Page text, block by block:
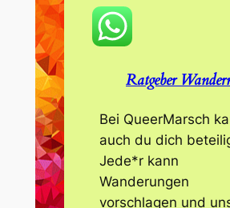
Ratgeber
Bei QueerMarsch
auch du dich
Jede*r kann
Wanderungen
vorschlagen und